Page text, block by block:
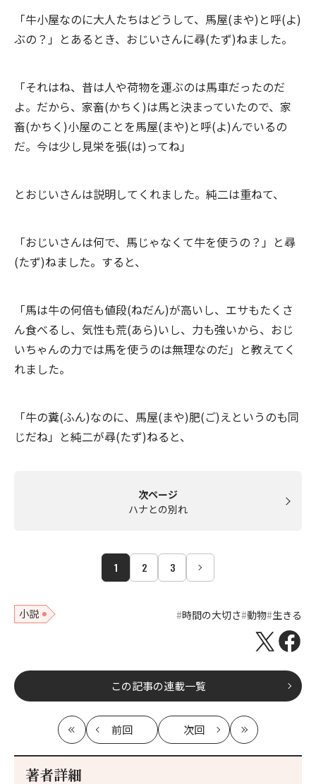
「牛小屋なのに大人たちはどうして、馬屋(まや)と呼(よ)
ぶの？」とあるとき、おじいさんに尋(たず)ねました。
「それはね、昔は人や荷物を運ぶのは馬車だったのだ
よ。だから、家畜(かちく)は馬と決まっていたので、家
畜(かちく)小屋のことを馬屋(まや)と呼(よ)んでいるの
だ。今は少し見栄を張(は)ってね」
とおじいさんは説明してくれました。純二は重ねて、
「おじいさんは何で、馬じゃなくて牛を使うの？」と尋
(たず)ねました。すると、
「馬は牛の何倍も値段(ねだん)が高いし、エサもたくさ
ん食べるし、気性も荒(あら)いし、力も強いから、おじ
いちゃんの力では馬を使うのは無理なのだ」と教えてく
れました。
「牛の糞(ふん)なのに、馬屋(まや)肥(ご)えというのも同
じだね」と純二が尋(たず)ねると、
次ページ
ハナとの別れ
1 2 3
小説 時間の大切さ 動物 生きる
この記事の連載一覧
最
初
前回
記
次回
記
最
新
著者詳細